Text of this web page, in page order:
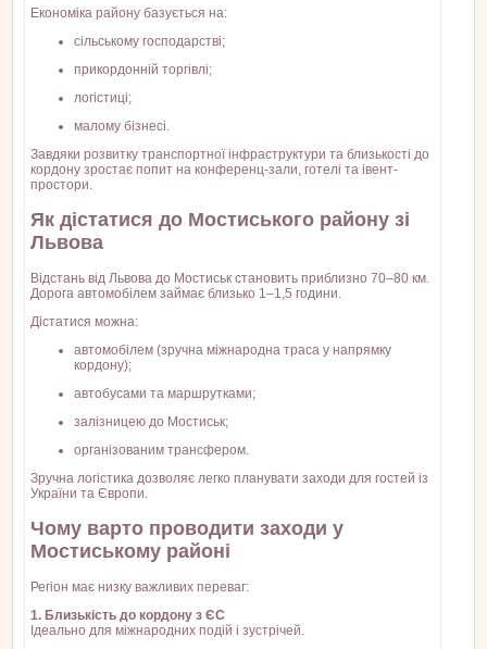
Економіка району базується на:
сільському господарстві;
прикордонній торгівлі;
логістиці;
малому бізнесі.
Завдяки розвитку транспортної інфраструктури та близькості до
кордону зростає попит на конференц-зали, готелі та івент-
простори.
Як дістатися до Мостиського району зі
Львова
Відстань від Львова до Мостиськ становить приблизно 70–80 км.
Дорога автомобілем займає близько 1–1,5 години.
Дістатися можна:
автомобілем (зручна міжнародна траса у напрямку
кордону);
автобусами та маршрутками;
залізницею до Мостиськ;
організованим трансфером.
Зручна логістика дозволяє легко планувати заходи для гостей із
України та Європи.
Чому варто проводити заходи у
Мостиському районі
Регіон має низку важливих переваг:
1. Близькість до кордону з ЄС
Ідеально для міжнародних подій і зустрічей.